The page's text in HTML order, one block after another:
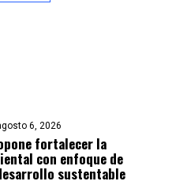
6, 2026
fortalecer la
con enfoque de
sustentable